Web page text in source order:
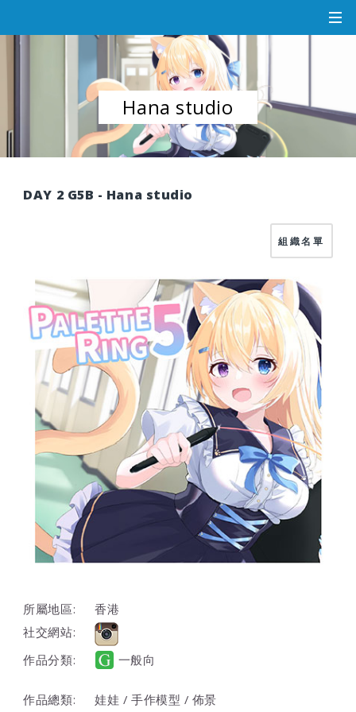
Hana studio
DAY 2 G5B - Hana studio
組織名單
所屬地區:
香港
社交網站:
作品分類:
一般向
作品總類: 娃娃 / 手作模型 / 佈景